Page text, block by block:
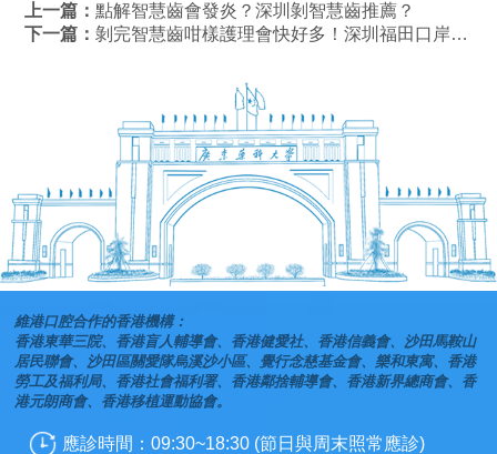
上一篇：點解智慧齒會發炎？深圳剝智慧齒推薦？
下一篇：剝完智慧齒咁樣護理會快好多！深圳福田口岸剝智慧齒推薦！
維港口腔合作的香港機構：
香港東華三院、香港盲人輔導會、香港健愛社、香港信義會、沙田馬鞍山
居民聯會、沙田區關愛隊烏溪沙小區、覺行念慈基金會、樂和東寓、香港
勞工及福利局、香港社會福利署、香港鄰捨輔導會、香港新界總商會、香
港元朗商會、香港移植運動協會。
應診時間：09:30~18:30 (節日與周末照常應診)